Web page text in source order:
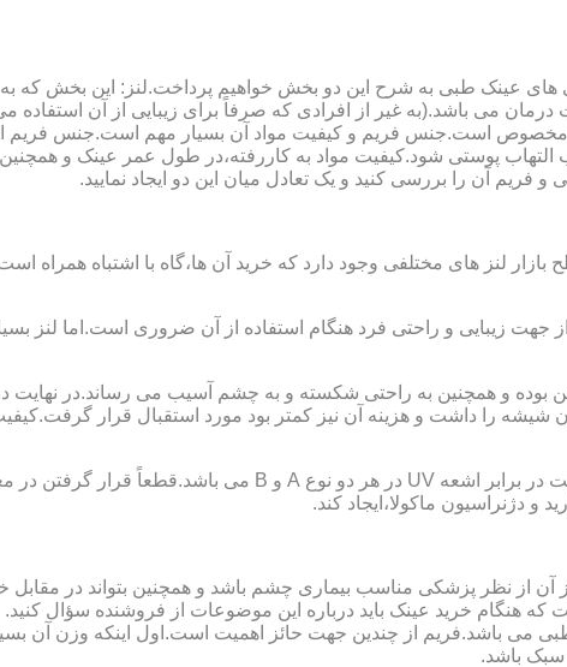
عینک طبی به شرح این دو بخش خواهیم پرداخت.لنز: این بخش که
می باشد.(به غیر از افرادی که صرفاً برای زیبایی از آن
مخصوص است.جنس فریم و کیفیت مواد آن بسیار مهم است.جنس
پوستی شود.کیفیت مواد به کاررفته،در طول عمر عینک و
آن را بررسی کنید و یک تعادل میان این دو ایجاد نمایید.
لنز های مختلفی وجود دارد که خرید آن ها،گاه با اشتباه
جهت زیبایی و راحتی فرد هنگام استفاده از آن ضروری است.اما لنز
را داشت و هزینه آن نیز کمتر بود مورد استقبال قرار
دژنراسیون ماکولا،ایجاد کند.
از نظر پزشکی مناسب بیماری چشم باشد و همچنین بتواند در
هنگام خرید عینک باید درباره این موضوعات از فروشنده سؤال کنید.
می باشد.فریم از چندین جهت حائز اهمیت است.اول اینکه وزن آن
سبک باشد.